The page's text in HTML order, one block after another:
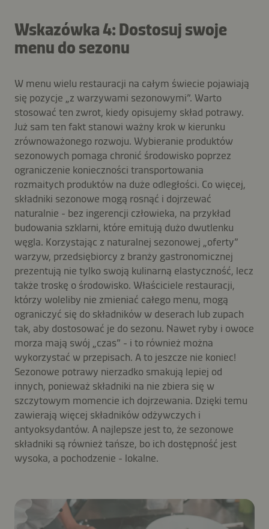
Wskazówka 4: Dostosuj swoje
menu do sezonu
W menu wielu restauracji na całym świecie pojawiają
się pozycje „z warzywami sezonowymi”. Warto
stosować ten zwrot, kiedy opisujemy skład potrawy.
Już sam ten fakt stanowi ważny krok w kierunku
zrównoważonego rozwoju. Wybieranie produktów
sezonowych pomaga chronić środowisko poprzez
ograniczenie konieczności transportowania
rozmaitych produktów na duże odległości. Co więcej,
składniki sezonowe mogą rosnąć i dojrzewać
naturalnie - bez ingerencji człowieka, na przykład
budowania szklarni, które emitują dużo dwutlenku
węgla. Korzystając z naturalnej sezonowej „oferty”
warzyw, przedsiębiorcy z branży gastronomicznej
prezentują nie tylko swoją kulinarną elastyczność, lecz
także troskę o środowisko. Właściciele restauracji,
którzy woleliby nie zmieniać całego menu, mogą
ograniczyć się do składników w deserach lub zupach
tak, aby dostosować je do sezonu. Nawet ryby i owoce
morza mają swój „czas” - i to również można
wykorzystać w przepisach. A to jeszcze nie koniec!
Sezonowe potrawy nierzadko smakują lepiej od
innych, ponieważ składniki na nie zbiera się w
szczytowym momencie ich dojrzewania. Dzięki temu
zawierają więcej składników odżywczych i
antyoksydantów. A najlepsze jest to, że sezonowe
składniki są również tańsze, bo ich dostępność jest
wysoka, a pochodzenie - lokalne.